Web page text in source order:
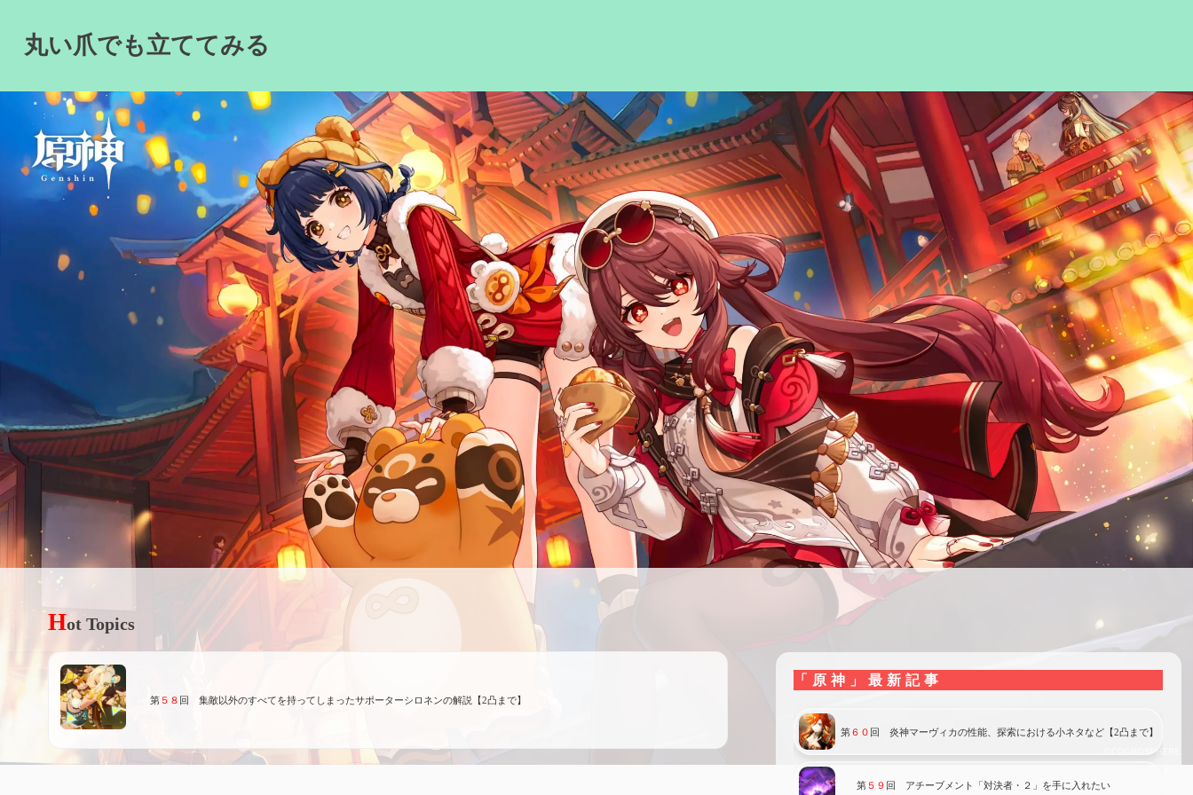
content丸い爪でも立ててみる
Hot Topics
第５８ 回 集敵以外のすべてを持ってしまったサポーターシロネンの解説【2凸まで】
「原神」最新記事
第６０ 回 炎神マーヴィカの性能、探索における小ネタなど【2凸まで】
第５９ 回 アチーブメント「対決者・２」を手に入れたい